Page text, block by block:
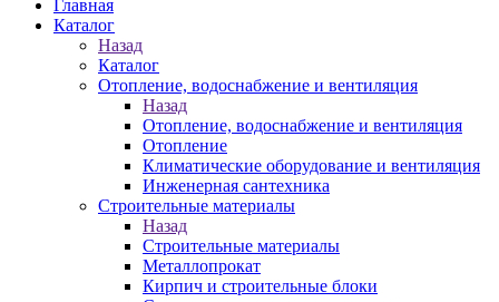
Главная
Каталог
Назад
Каталог
Отопление, водоснабжение и вентиляция
Назад
Отопление, водоснабжение и вентиляция
Отопление
Климатические оборудование и вентиляция
Инженерная сантехника
Строительные материалы
Назад
Строительные материалы
Металлопрокат
Кирпич и строительные блоки